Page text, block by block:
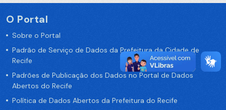
O Portal
Sobre o Portal
Padrão de Serviço de Dados da Prefeitura da Cidade de
Recife
Padrões de Publicação dos Dados no Portal de Dados
Abertos do Recife
Política de Dados Abertos da Prefeitura do Recife